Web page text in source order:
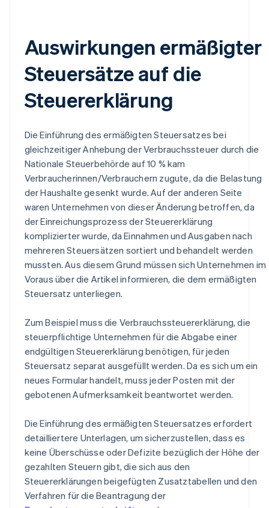
Auswirkungen ermäßigter
Steuersätze auf die
Steuererklärung
Die Einführung des ermäßigten Steuersatzes bei
gleichzeitiger Anhebung der Verbrauchssteuer durch die
Nationale Steuerbehörde auf 10 % kam
Verbraucherinnen/Verbrauchern zugute, da die Belastung
der Haushalte gesenkt wurde. Auf der anderen Seite
waren Unternehmen von dieser Änderung betroffen, da
der Einreichungsprozess der Steuererklärung
komplizierter wurde, da Einnahmen und Ausgaben nach
mehreren Steuersätzen sortiert und behandelt werden
mussten. Aus diesem Grund müssen sich Unternehmen im
Voraus über die Artikel informieren, die dem ermäßigten
Steuersatz unterliegen.
Zum Beispiel muss die Verbrauchssteuererklärung, die
steuerpflichtige Unternehmen für die Abgabe einer
endgültigen Steuererklärung benötigen, für jeden
Steuersatz separat ausgefüllt werden. Da es sich um ein
neues Formular handelt, muss jeder Posten mit der
gebotenen Aufmerksamkeit beantwortet werden.
Die Einführung des ermäßigten Steuersatzes erfordert
detailliertere Unterlagen, um sicherzustellen, dass es
keine Überschüsse oder Defizite bezüglich der Höhe der
gezahlten Steuern gibt, die sich aus den
Steuererklärungen beigefügten Zusatztabellen und den
Verfahren für die Beantragung der